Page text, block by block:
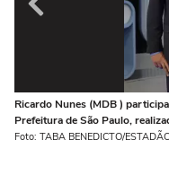
Ricardo Nunes (MDB )
Prefeitura de São Paulo,
Foto: TABA BENEDICTO/